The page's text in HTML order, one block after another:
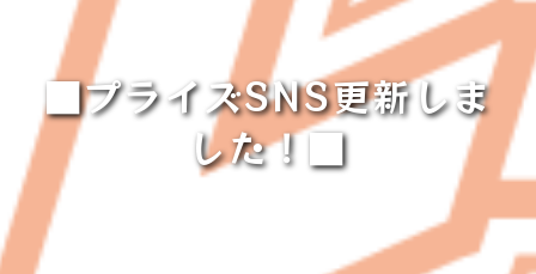
■プライズSNS更新しま
した！■